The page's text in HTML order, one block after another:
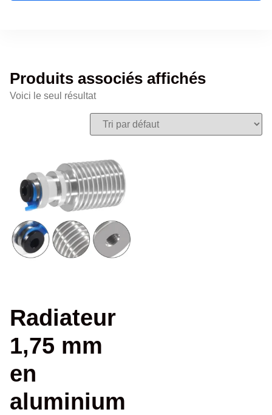
Produits associés affichés
Voici le seul résultat
Radiateur
1,75 mm
en
aluminium